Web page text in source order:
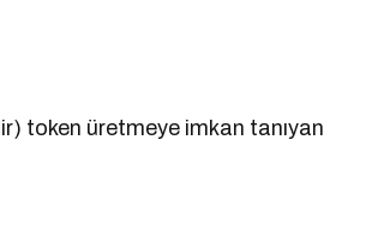
token üretmeye imkan tanıyan